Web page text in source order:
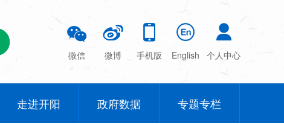
微信 微博 手机版 English 个人中心
走进开阳 政府数据 专题专栏